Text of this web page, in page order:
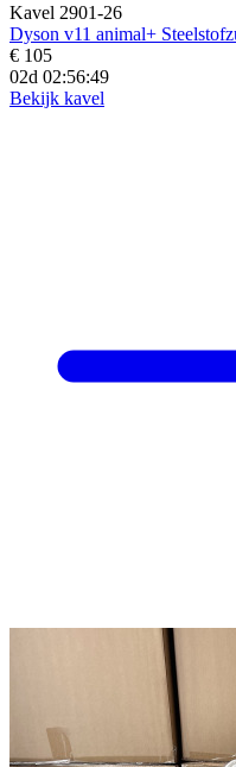
Kavel 2901-26
Dyson v11 animal+
€ 105
02d 02:56:47
Bekijk kavel